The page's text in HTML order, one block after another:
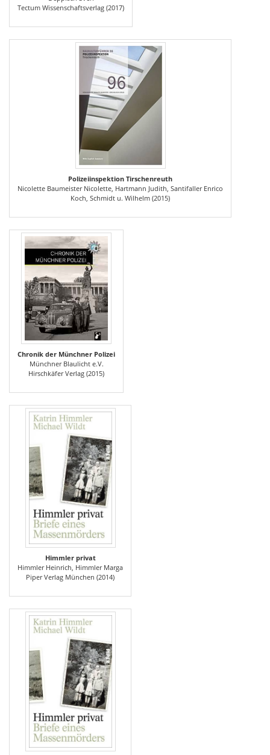
Tectum Wissenschaftsverlag (2017)
Polizeiinspektion Tirschenreuth
Nicolette Baumeister Nicolette, Hartmann Judith, Santifaller Enrico
Koch, Schmidt u. Wilhelm (2015)
Chronik der Münchner Polizei
Münchner Blaulicht e.V.
Hirschkäfer Verlag (2015)
Himmler privat
Himmler Heinrich, Himmler Marga
Piper Verlag München (2014)